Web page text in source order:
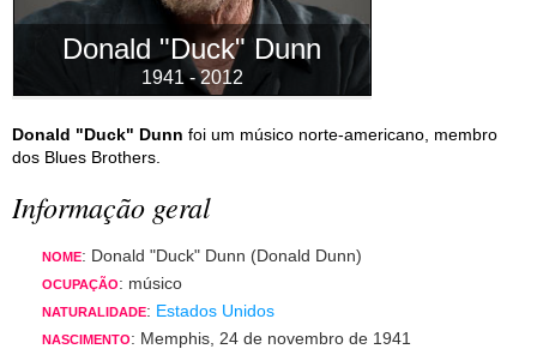
Donald "Duck" Dunn
1941 - 2012
Donald "Duck" Dunn foi um músico norte-americano, membro
dos Blues Brothers.
Informação geral
NOME: Donald "Duck" Dunn (Donald Dunn)
OCUPAÇÃO: músico
NATURALIDADE: Estados Unidos
NASCIMENTO: Memphis, 24 de novembro de 1941